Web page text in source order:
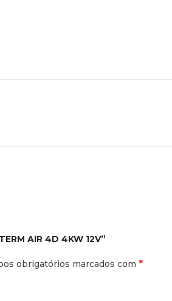
AIR 4D 4KW 12V”
obrigatórios marcados com *